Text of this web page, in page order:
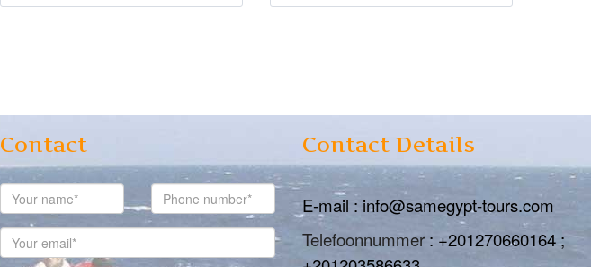
Contact Contact Details
E-mail : info@samegypt-tours.com
Telefoonnummer : +201270660164 ;